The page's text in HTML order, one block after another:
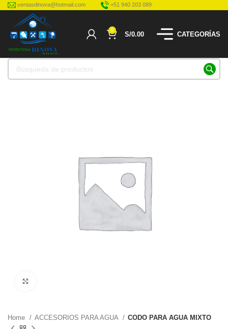
ventasdinova@hotmail.com +51 940 203 089
0
S/0.00 CATEGORÍAS
Home ACCESORIOS PARA AGUA CODO PARA AGUA MIXTO